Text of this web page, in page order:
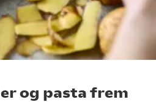
og pasta frem